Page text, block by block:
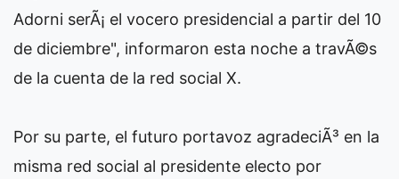
Adorni serÃ¡ el vocero presidencial a partir del 10
de diciembre", informaron esta noche a travÃ©s
de la cuenta de la red social X.
Por su parte, el futuro portavoz agradeciÃ³ en la
misma red social al presidente electo por